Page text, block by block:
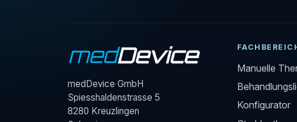
medDevice GmbH
Spiesshaldenstrasse 5
8280 Kreuzlingen
Manuelle
Konfigurator